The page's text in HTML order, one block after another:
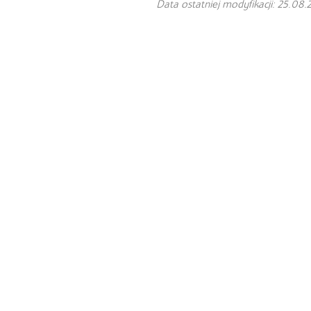
Data ostatniej modyfikacji: